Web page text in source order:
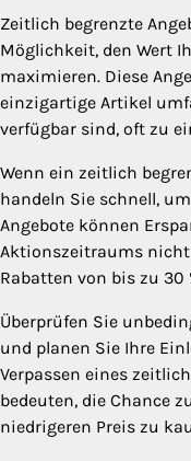
Zeitlich begrenzte
Möglichkeit, den Wert
maximieren. Diese
einzigartige Artikel
verfügbar sind, oft zu
Wenn ein zeitlich
handeln Sie schnell,
Angebote können
Aktionszeitraums
Rabatten von bis zu 30
Überprüfen Sie
und planen Sie Ihre
Verpassen eines
bedeuten, die Chance
niedrigeren Preis zu